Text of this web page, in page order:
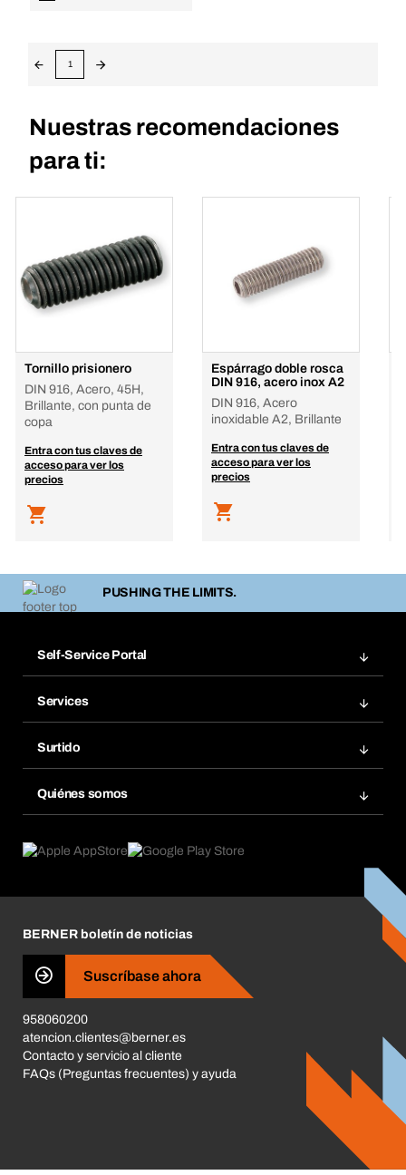
1
Nuestras recomendaciones
para ti:
Tornillo prisionero
DIN 916, Acero, 45H,
Brillante, con punta de
copa
Entra con tus claves de
acceso para ver los
precios
Espárrago doble rosca
DIN 916, acero inox A2
DIN 916, Acero
inoxidable A2, Brillante
Entra con tus claves de
acceso para ver los
precios
PUSHING THE LIMITS.
Self-Service Portal
Grupos Favoritos
Repetir pedido
Pedidos programados
Services
Gestión Química
eProcurement
Buscadores de productos
Surtido
Quiénes somos
Lo que nos mueve
Tiendas BERNER
Business Conduct
BERNER boletín de noticias
Suscríbase ahora
958060200
atencion.clientes@berner.es
Contacto y servicio al cliente
FAQs (Preguntas frecuentes) y ayuda